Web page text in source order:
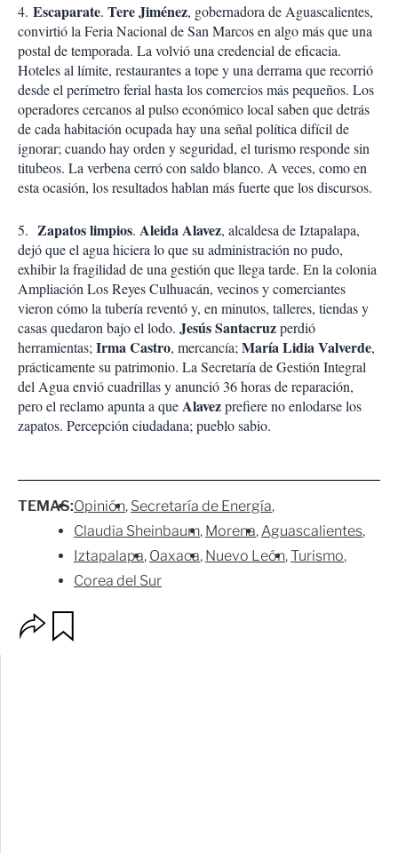
4. Escaparate. Tere Jiménez, gobernadora de Aguascalientes,
convirtió la Feria Nacional de San Marcos en algo más que una
postal de temporada. La volvió una credencial de eficacia.
Hoteles al límite, restaurantes a tope y una derrama que recorrió
desde el perímetro ferial hasta los comercios más pequeños. Los
operadores cercanos al pulso económico local saben que detrás
de cada habitación ocupada hay una señal política difícil de
ignorar; cuando hay orden y seguridad, el turismo responde sin
titubeos. La verbena cerró con saldo blanco. A veces, como en
esta ocasión, los resultados hablan más fuerte que los discursos.
5. Zapatos limpios. Aleida Alavez, alcaldesa de Iztapalapa,
dejó que el agua hiciera lo que su administración no pudo,
exhibir la fragilidad de una gestión que llega tarde. En la colonia
Ampliación Los Reyes Culhuacán, vecinos y comerciantes
vieron cómo la tubería reventó y, en minutos, talleres, tiendas y
casas quedaron bajo el lodo. Jesús Santacruzperdió
herramientas; Irma Castro, mercancía; María Lidia Valverde,
prácticamente su patrimonio. La Secretaría de Gestión Integral
del Agua envió cuadrillas y anunció 36 horas de reparación,
pero el reclamo apunta a queAlavezprefiere no enlodarse los
zapatos. Percepción ciudadana; pueblo sabio.
TEMAS:Opinión Secretaría de Energía
Claudia Sheinbaum Morena Aguascalientes
Iztapalapa Oaxaca Nuevo León Turismo
Corea del Sur
p